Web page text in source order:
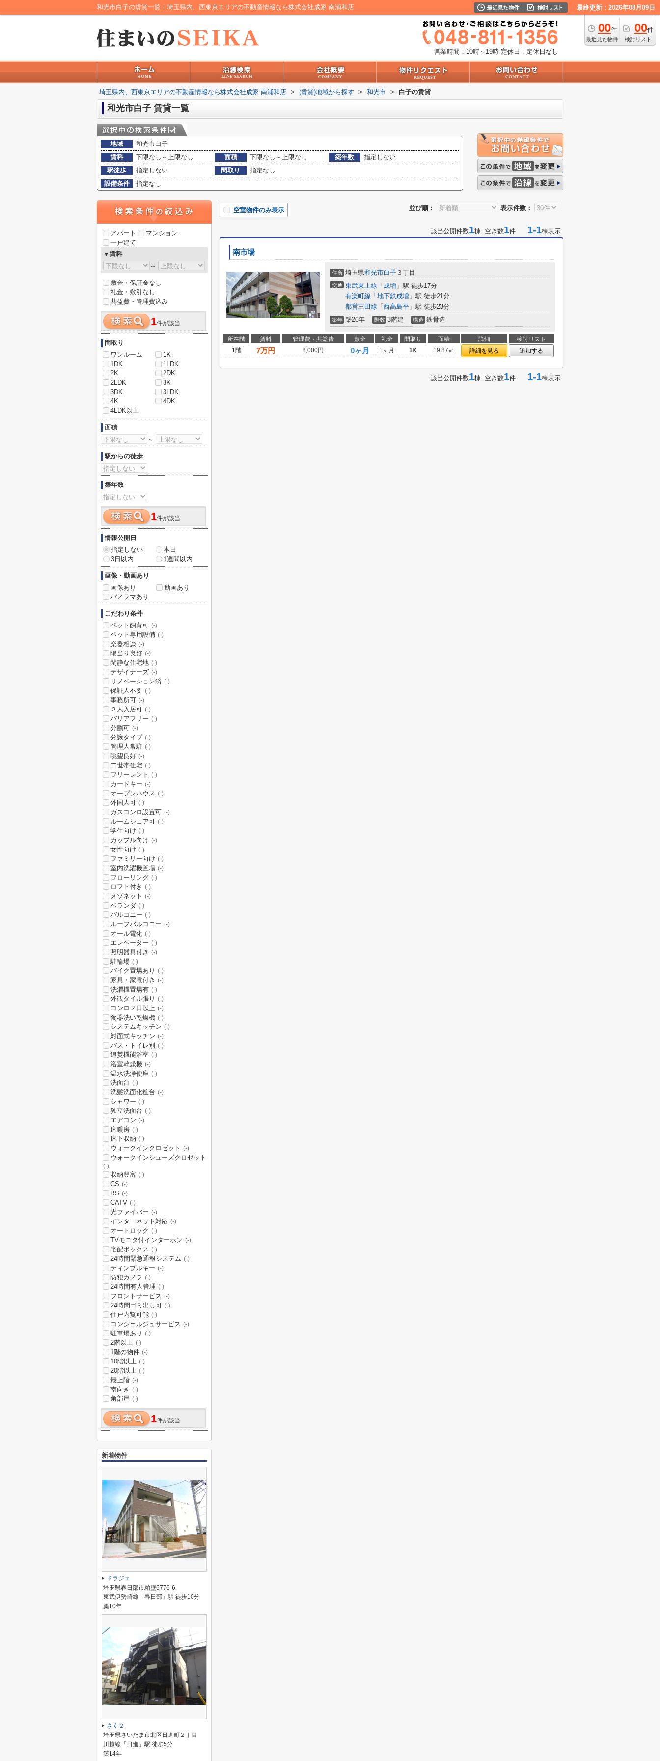
和光市白子の賃貸一覧｜埼玉県内、西東京エリアの不動産情報なら株式会社成家 南浦和店 最終更新：2026年08月09日
00件
最近見た物件
00件
検討リスト
営業時間：10時～19時 定休日：定休日なし
埼玉県内、西東京エリアの不動産情報なら株式会社成家 南浦和店 > (賃貸)地域から探す > 和光市 > 白子の賃貸
和光市白子 賃貸一覧
地域
和光市白子
賃料
下限なし～上限なし 面積 下限なし～上限なし 築年数
指定しない
駅徒歩
指定しない 間取り
指定なし
設備条件
指定なし
並び順： 表示件数：
空室物件のみ表示
該当公開件数1棟 空き数1件 1-1棟表示
南市場
住所 埼玉県和光市白子 ３丁目
交通 東武東上線 「 成増 」駅 徒歩17分
有楽町線 「 地下鉄成増 」駅 徒歩21分
都営三田線 「 西高島平 」駅 徒歩23分
築年 築20年 階数 3階建 構造 鉄骨造
所在階 賃料 管理費・共益費 敷金 礼金 間取り 面積 詳細
検討リスト
1階
7万円 8,000円 0ヶ月 1ヶ月 1K 19.87㎡ 詳細を見る 追加する
該当公開件数1棟 空き数1件 1-1棟表示
アパート
マンション
一戸建て
▼賃料
～
敷金・保証金なし
礼金・敷引なし
共益費・管理費込み
1件が該当
間取り
ワンルーム
1K
1DK
1LDK
2K
2DK
2LDK
3K
3DK
3LDK
4K
4DK
4LDK以上
面積
～
駅からの徒歩
築年数
1件が該当
情報公開日
指定しない
本日
3日以内
1週間以内
画像・動画あり
画像あり
動画あり
パノラマあり
こだわり条件
ペット飼育可 (-)
ペット専用設備 (-)
楽器相談 (-)
陽当り良好 (-)
閑静な住宅地 (-)
デザイナーズ (-)
リノベーション済 (-)
保証人不要 (-)
事務所可 (-)
２人入居可 (-)
バリアフリー (-)
分割可 (-)
分譲タイプ (-)
管理人常駐 (-)
眺望良好 (-)
二世帯住宅 (-)
フリーレント (-)
カードキー (-)
オープンハウス (-)
外国人可 (-)
ガスコンロ設置可 (-)
ルームシェア可 (-)
学生向け (-)
カップル向け (-)
女性向け (-)
ファミリー向け (-)
室内洗濯機置場 (-)
フローリング (-)
ロフト付き (-)
メゾネット (-)
ベランダ (-)
バルコニー (-)
ルーフバルコニー (-)
オール電化 (-)
エレベーター (-)
照明器具付き (-)
駐輪場 (-)
バイク置場あり (-)
家具・家電付き (-)
洗濯機置場有 (-)
外観タイル張り (-)
コンロ２口以上 (-)
食器洗い乾燥機 (-)
システムキッチン (-)
対面式キッチン (-)
バス・トイレ別 (-)
追焚機能浴室 (-)
浴室乾燥機 (-)
温水洗浄便座 (-)
洗面台 (-)
洗髪洗面化粧台 (-)
シャワー (-)
独立洗面台 (-)
エアコン (-)
床暖房 (-)
床下収納 (-)
ウォークインクロゼット (-)
ウォークインシューズクロゼット
(-)
収納豊富 (-)
CS (-)
BS (-)
CATV (-)
光ファイバー (-)
インターネット対応 (-)
オートロック (-)
TVモニタ付インターホン (-)
宅配ボックス (-)
24時間緊急通報システム (-)
ディンプルキー (-)
防犯カメラ (-)
24時間有人管理 (-)
フロントサービス (-)
24時間ゴミ出し可 (-)
住戸内覧可能 (-)
コンシェルジュサービス (-)
駐車場あり (-)
2階以上 (-)
1階の物件 (-)
10階以上 (-)
20階以上 (-)
最上階 (-)
南向き (-)
角部屋 (-)
1件が該当
新着物件
ドラジェ
埼玉県春日部市粕壁6776-6
東武伊勢崎線「春日部」駅 徒歩10分
築10年
さく２
埼玉県さいたま市北区日進町２丁目
川越線「日進」駅 徒歩5分
築14年